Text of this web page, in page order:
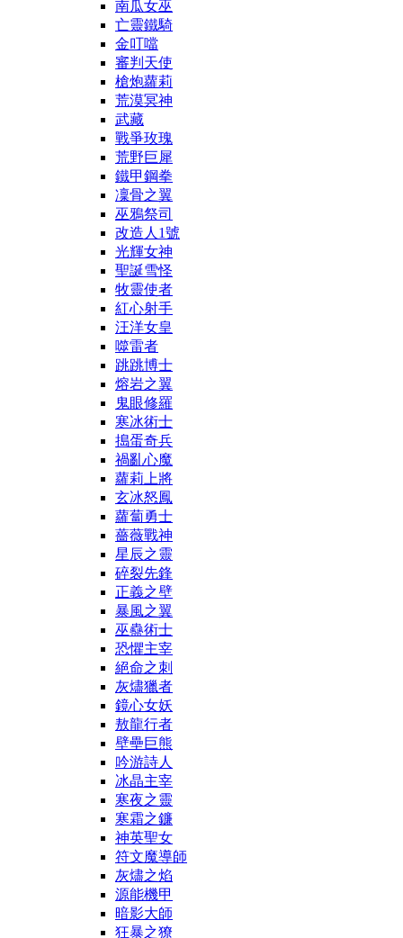
南瓜女巫
亡靈鐵騎
金叮噹
審判天使
槍炮蘿莉
荒漠冥神
武藏
戰爭玫瑰
荒野巨犀
鐵甲鋼拳
凜骨之翼
巫鴉祭司
改造人1號
光輝女神
聖誕雪怪
牧靈使者
紅心射手
汪洋女皇
噬雷者
跳跳博士
熔岩之翼
鬼眼修羅
寒冰術士
搗蛋奇兵
禍亂心魔
蘿莉上將
玄冰怒鳳
蘿蔔勇士
薔薇戰神
星辰之靈
碎裂先鋒
正義之壁
暴風之翼
巫蠱術士
恐懼主宰
絕命之刺
灰燼獵者
鏡心女妖
敖龍行者
壁壘巨熊
吟游詩人
冰晶主宰
寒夜之靈
寒霜之鐮
神英聖女
符文魔導師
灰燼之焰
源能機甲
暗影大師
狂暴之獠